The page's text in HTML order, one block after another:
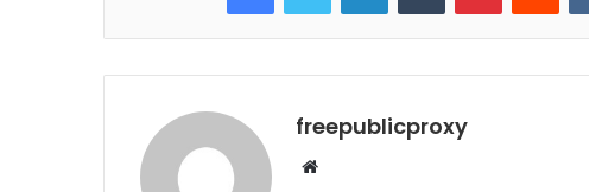
freepublicproxy
Web